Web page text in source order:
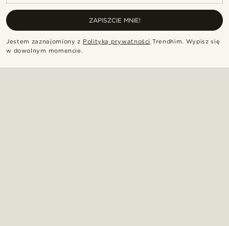
ZAPISZCIE MNIE!
Jestem zaznajomiony z Polityką prywatności Trendhim. Wypisz się
w dowolnym momencie.